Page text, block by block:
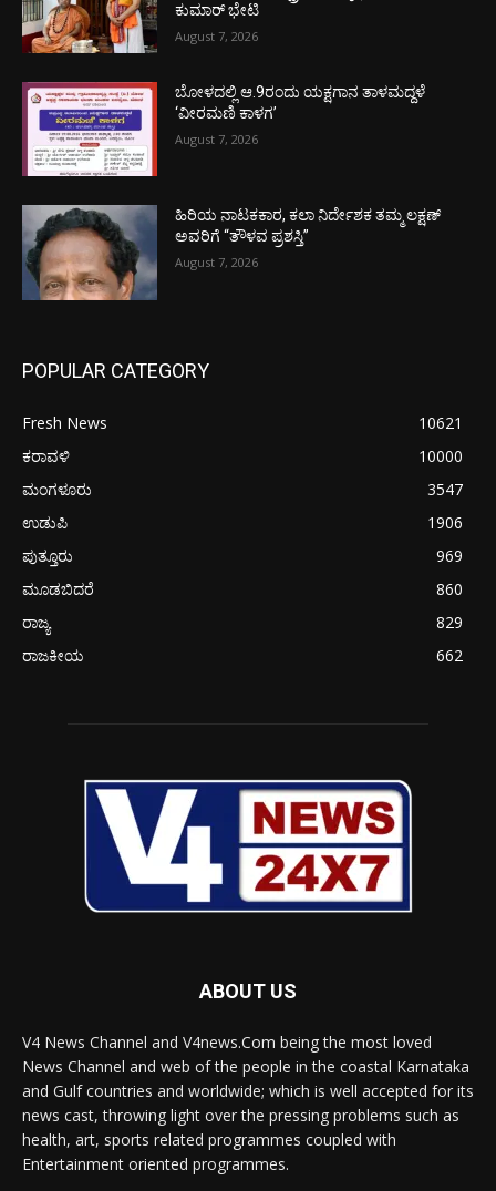
ಕುಮಾರ್ ಭೇಟಿ
August 7, 2026
ಬೋಳದಲ್ಲಿ ಆ.9ರಂದು ಯಕ್ಷಗಾನ ತಾಳಮದ್ದಳೆ
‘ವೀರಮಣಿ ಕಾಳಗ’
August 7, 2026
ಹಿರಿಯ ನಾಟಕಕಾರ, ಕಲಾ ನಿರ್ದೇಶಕ ತಮ್ಮ ಲಕ್ಷಣ್
ಅವರಿಗೆ “ತೌಳವ ಪ್ರಶಸ್ತಿ”
August 7, 2026
POPULAR CATEGORY
Fresh News
10621
ಕರಾವಳಿ
10000
ಮಂಗಳೂರು
3547
ಉಡುಪಿ
1906
ಪುತ್ತೂರು
969
ಮೂಡಬಿದರೆ
860
ರಾಜ್ಯ
829
ರಾಜಕೀಯ
662
ABOUT US
V4 News Channel and V4news.Com being the most loved
News Channel and web of the people in the coastal Karnataka
and Gulf countries and worldwide; which is well accepted for its
news cast, throwing light over the pressing problems such as
health, art, sports related programmes coupled with
Entertainment oriented programmes.